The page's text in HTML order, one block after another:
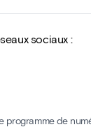
sociaux :
programme de